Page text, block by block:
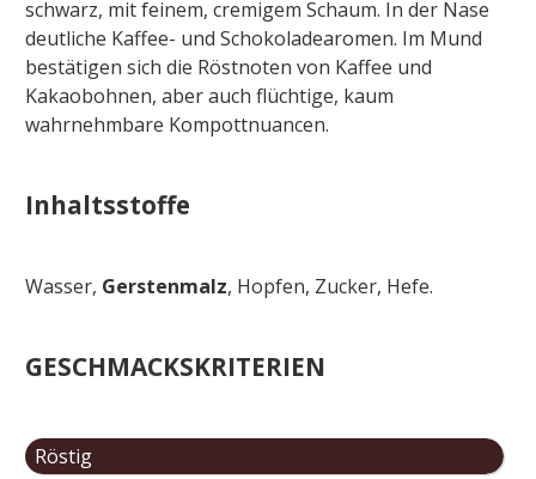
schwarz, mit feinem, cremigem Schaum. In der Nase
deutliche Kaffee- und Schokoladearomen. Im Mund
bestätigen sich die Röstnoten von Kaffee und
Kakaobohnen, aber auch flüchtige, kaum
wahrnehmbare Kompottnuancen.
Inhaltsstoffe
Wasser, Gerstenmalz, Hopfen, Zucker, Hefe.
GESCHMACKSKRITERIEN
Röstig